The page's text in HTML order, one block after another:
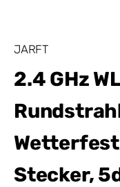
JARFT
2.4 GHz
Stecker,